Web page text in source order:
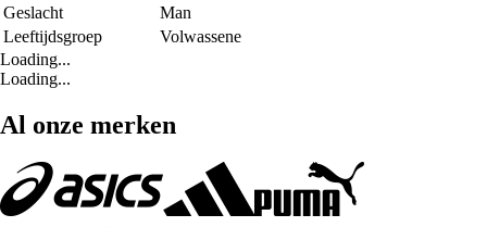
Geslacht
Man
Leeftijdsgroep
Volwassene
Loading...
Loading...
Al onze merken